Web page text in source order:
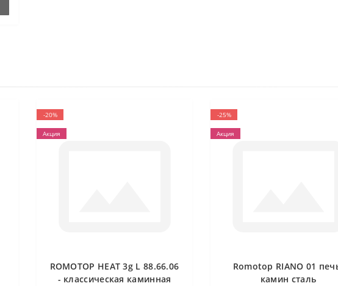
-20%
Акция
ROMOTOP HEAT 3g L 88.66.06
- классическая каминная
-25%
Акция
Romotop RIANO 01
камин сталь